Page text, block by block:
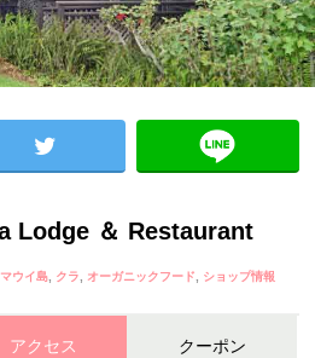
Lodge ＆ Restaurant
マウイ島 クラ オーガニックフード ショップ情報
アクセス クーポン